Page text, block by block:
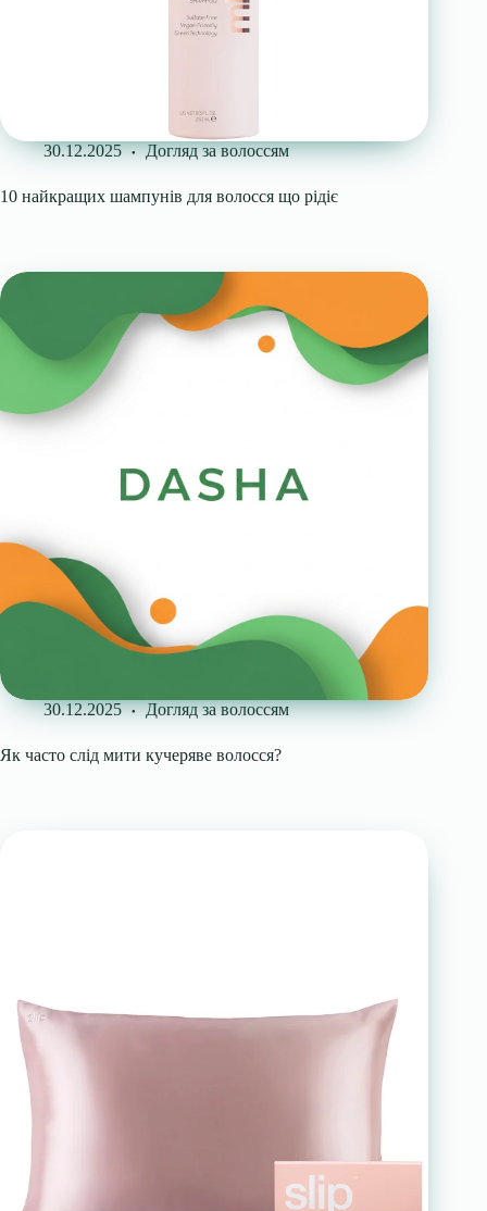
30.12.2025 Догляд за волоссям
10 найкращих шампунів для волосся що рідіє
30.12.2025 Догляд за волоссям
Як часто слід мити кучеряве волосся?